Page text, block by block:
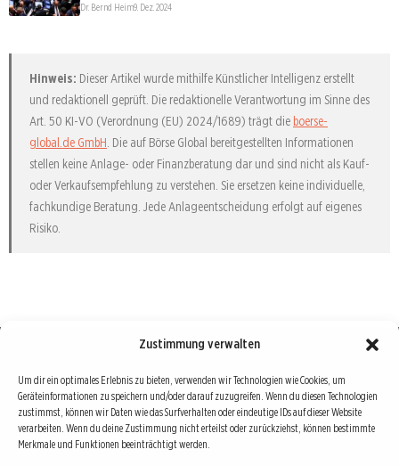
Zustimmung verwalten
Um dir ein optimales Erlebnis zu bieten, verwenden wir Technologien wie Cookies, um
Geräteinformationen zu speichern und/oder darauf zuzugreifen. Wenn du diesen Technologien
zustimmst, können wir Daten wie das Surfverhalten oder eindeutige IDs auf dieser Website
verarbeiten. Wenn du deine Zustimmung nicht erteilst oder zurückziehst, können bestimmte
Merkmale und Funktionen beeinträchtigt werden.
Dr. Bernd Heim9. Dez. 2024
Hinweis: Dieser Artikel wurde mithilfe Künstlicher Intelligenz erstellt
und redaktionell geprüft. Die redaktionelle Verantwortung im Sinne des
Art. 50 KI-VO (Verordnung (EU) 2024/1689) trägt die boerse-
global.de GmbH. Die auf Börse Global bereitgestellten Informationen
stellen keine Anlage- oder Finanzberatung dar und sind nicht als Kauf-
oder Verkaufsempfehlung zu verstehen. Sie ersetzen keine individuelle,
fachkundige Beratung. Jede Anlageentscheidung erfolgt auf eigenes
Risiko.
Börse : lokal, international, global
Erfolgreiche Börsengeschäfte bedingen vor allem drei Dinge: Verlässliche Informationen,
richtige Interpretationen und unabhängige Informationsquellen. Diese drei Bausteine sind
auch die redaktionelle Leitlinie von Börse Global.